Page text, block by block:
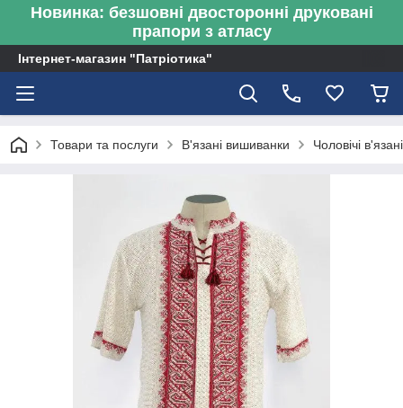
Новинка: безшовні двосторонні друковані
прапори з атласу
Інтернет-магазин "Патріотика"
Товари та послуги В'язані вишиванки Чоловічі